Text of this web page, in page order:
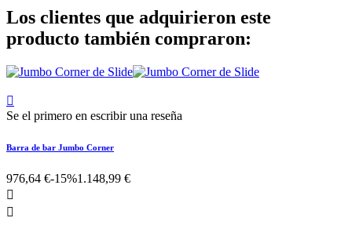
Los clientes que adquirieron este
producto también compraron:

Se el primero en escribir una reseña
Barra de bar Jumbo Corner
976,64 €-15%1.148,99 €

